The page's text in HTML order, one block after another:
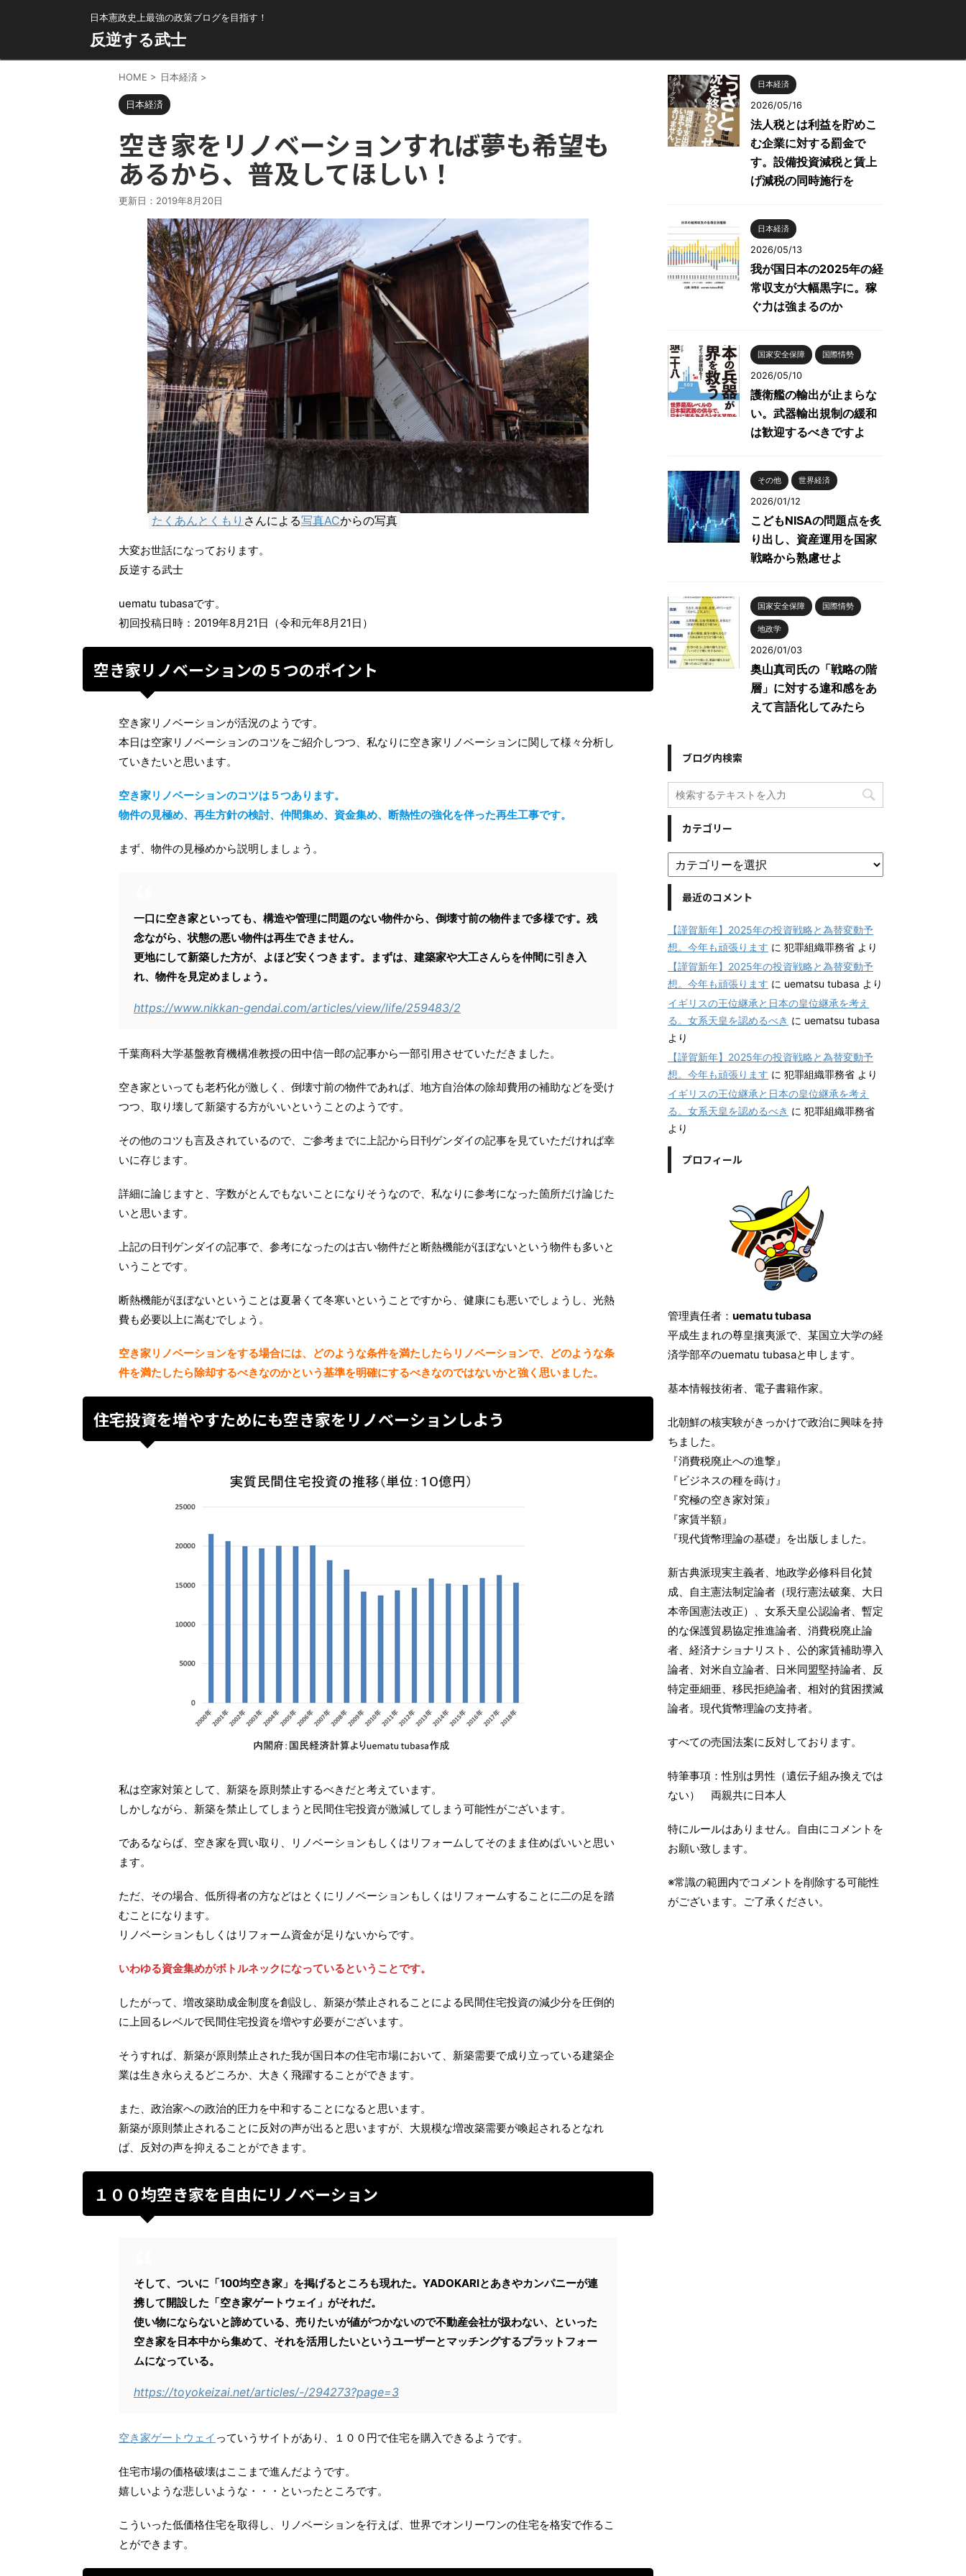
日本憲政史上最強の政策ブログを目指す！
反逆する武士
HOME > 日本経済 >
日本経済
空き家をリノベーションすれば夢も希望も
あるから、普及してほしい！
更新日： 2019年8月20日
たくあんとくもり さんによる写真ACからの写真
大変お世話になっております。
反逆する武士
uematu tubasaです。
初回投稿日時：2019年8月21日（令和元年8月21日）
空き家リノベーションの５つのポイント
空き家リノベーションが活況のようです。
本日は空家リノベーションのコツをご紹介しつつ、私なりに空き家リノベーションに関して様々分析し
ていきたいと思います。
空き家リノベーションのコツは５つあります。
物件の見極め、再生方針の検討、仲間集め、資金集め、断熱性の強化を伴った再生工事です。
まず、物件の見極めから説明しましょう。
一口に空き家といっても、構造や管理に問題のない物件から、倒壊寸前の物件まで多様です。残
念ながら、状態の悪い物件は再生できません。
更地にして新築した方が、よほど安くつきます。まずは、建築家や大工さんらを仲間に引き入
れ、物件を見定めましょう。
https://www.nikkan-gendai.com/articles/view/life/259483/2
千葉商科大学基盤教育機構准教授の田中信一郎の記事から一部引用させていただきました。
空き家といっても老朽化が激しく、倒壊寸前の物件であれば、地方自治体の除却費用の補助などを受け
つつ、取り壊して新築する方がいいということのようです。
その他のコツも言及されているので、ご参考までに上記から日刊ゲンダイの記事を見ていただければ幸
いに存じます。
詳細に論じますと、字数がとんでもないことになりそうなので、私なりに参考になった箇所だけ論じた
いと思います。
上記の日刊ゲンダイの記事で、参考になったのは古い物件だと断熱機能がほぼないという物件も多いと
いうことです。
断熱機能がほぼないということは夏暑くて冬寒いということですから、健康にも悪いでしょうし、光熱
費も必要以上に嵩むでしょう。
空き家リノベーションをする場合には、どのような条件を満たしたらリノベーションで、どのような条
件を満たしたら除却するべきなのかという基準を明確にするべきなのではないかと強く思いました。
住宅投資を増やすためにも空き家をリノベーションしよう
私は空家対策として、新築を原則禁止するべきだと考えています。
しかしながら、新築を禁止してしまうと民間住宅投資が激減してしまう可能性がございます。
であるならば、空き家を買い取り、リノベーションもしくはリフォームしてそのまま住めばいいと思い
ます。
ただ、その場合、低所得者の方などはとくにリノベーションもしくはリフォームすることに二の足を踏
むことになります。
リノベーションもしくはリフォーム資金が足りないからです。
いわゆる資金集めがボトルネックになっているということです。
したがって、増改築助成金制度を創設し、新築が禁止されることによる民間住宅投資の減少分を圧倒的
に上回るレベルで民間住宅投資を増やす必要がございます。
そうすれば、新築が原則禁止された我が国日本の住宅市場において、新築需要で成り立っている建築企
業は生き永らえるどころか、大きく飛躍することができます。
また、政治家への政治的圧力を中和することになると思います。
新築が原則禁止されることに反対の声が出ると思いますが、大規模な増改築需要が喚起されるとなれ
ば、反対の声を抑えることができます。
１００均空き家を自由にリノベーション
そして、ついに「100均空き家」を掲げるところも現れた。YADOKARIとあきやカンパニーが連
携して開設した「空き家ゲートウェイ」がそれだ。
使い物にならないと諦めている、売りたいが値がつかないので不動産会社が扱わない、といった
空き家を日本中から集めて、それを活用したいというユーザーとマッチングするプラットフォー
ムになっている。
https://toyokeizai.net/articles/-/294273?page=3
空き家ゲートウェイ っていうサイトがあり、１００円で住宅を購入できるようです。
住宅市場の価格破壊はここまで進んだようです。
嬉しいような悲しいような・・・といったところです。
こういった低価格住宅を取得し、リノベーションを行えば、世界でオンリーワンの住宅を格安で作るこ
とができます。
日本経済
2026/05/16
法人税とは利益を貯めこ
む企業に対する罰金で
す。設備投資減税と賃上
げ減税の同時施行を
日本経済
2026/05/13
我が国日本の2025年の経
常収支が大幅黒字に。稼
ぐ力は強まるのか
国家安全保障 国際情勢
2026/05/10
護衛艦の輸出が止まらな
い。武器輸出規制の緩和
は歓迎するべきですよ
その他 世界経済
2026/01/12
こどもNISAの問題点を炙
り出し、資産運用を国家
戦略から熟慮せよ
国家安全保障 国際情勢
地政学
2026/01/03
奥山真司氏の「戦略の階
層」に対する違和感をあ
えて言語化してみたら
ブログ内検索
カテゴリー
最近のコメント
【謹賀新年】2025年の投資戦略と為替変動予
想。今年も頑張ります に 犯罪組織罪務省 より
【謹賀新年】2025年の投資戦略と為替変動予
想。今年も頑張ります に uematsu tubasa より
イギリスの王位継承と日本の皇位継承を考え
る。女系天皇を認めるべき に uematsu tubasa
より
【謹賀新年】2025年の投資戦略と為替変動予
想。今年も頑張ります に 犯罪組織罪務省 より
イギリスの王位継承と日本の皇位継承を考え
る。女系天皇を認めるべき に 犯罪組織罪務省
より
プロフィール
管理責任者： uematu tubasa
平成生まれの尊皇攘夷派で、某国立大学の経
済学部卒のuematu tubasaと申します。
基本情報技術者、電子書籍作家。
北朝鮮の核実験がきっかけで政治に興味を持
ちました。
『消費税廃止への進撃』
『ビジネスの種を蒔け』
『究極の空き家対策』
『家賃半額』
『現代貨幣理論の基礎』を出版しました。
新古典派現実主義者、地政学必修科目化賛
成、自主憲法制定論者（現行憲法破棄、大日
本帝国憲法改正）、女系天皇公認論者、暫定
的な保護貿易協定推進論者、消費税廃止論
者、経済ナショナリスト、公的家賃補助導入
論者、対米自立論者、日米同盟堅持論者、反
特定亜細亜、移民拒絶論者、相対的貧困撲滅
論者。現代貨幣理論の支持者。
すべての売国法案に反対しております。
特筆事項：性別は男性（遺伝子組み換えでは
ない） 両親共に日本人
特にルールはありません。自由にコメントを
お願い致します。
※常識の範囲内でコメントを削除する可能性
がございます。ご了承ください。